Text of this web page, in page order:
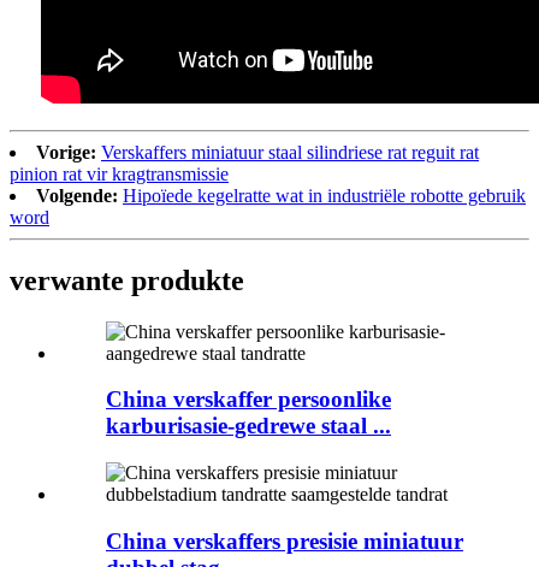
Vorige: Verskaffers miniatuur staal silindriese rat reguit rat
pinion rat vir kragtransmissie
Volgende: Hipoïede kegelratte wat in industriële robotte gebruik
word
verwante produkte
China verskaffer persoonlike
karburisasie-gedrewe staal ...
China verskaffers presisie miniatuur